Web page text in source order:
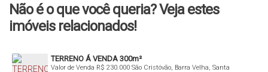
Não é o que você queria? Veja estes
imóveis relacionados!
TERRENO Á VENDA 300m²
R$ 230.000
Valor de Venda
São Cristóvão, Barra Velha, Santa